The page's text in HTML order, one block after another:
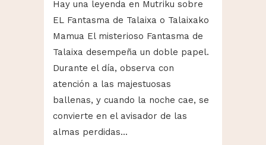
Hay una leyenda en Mutriku sobre
EL Fantasma de Talaixa o Talaixako
Mamua El misterioso Fantasma de
Talaixa desempeña un doble papel.
Durante el día, observa con
atención a las majestuosas
ballenas, y cuando la noche cae, se
convierte en el avisador de las
almas perdidas...